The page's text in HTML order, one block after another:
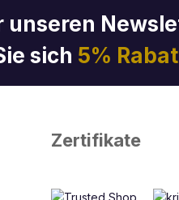
unseren
sich 5%
Zertifikate